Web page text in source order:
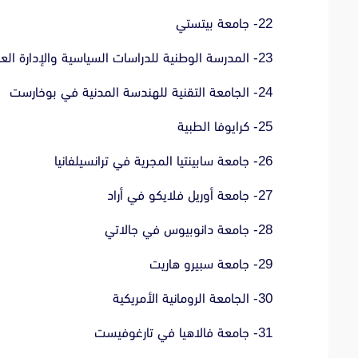
22- جامعة بيتستي
23- المدرسة الوطنية للدراسات السياسية والإدارة
24- الجامعة التقنية للهندسة المدنية في بوخارست
25- كرايوفا الطبية
26- جامعة سابينتيا المجرية في ترانسيلفانيا
27- جامعة أوريل فلايكو في أراد
28- جامعة دانوبيوس في جالاتي
29- جامعة سبيرو هاريت
30- الجامعة الرومانية الأمريكية
31- جامعة فالاهيا في تارغوفيست